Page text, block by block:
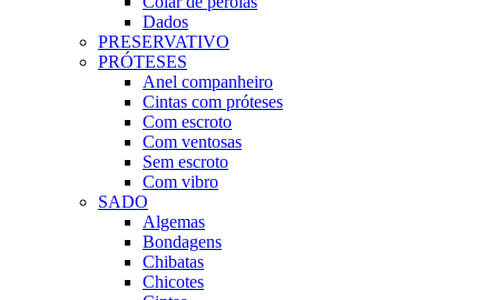
Dados
PRESERVATIVO
PRÓTESES
Anel companheiro
Cintas com próteses
Com escroto
Com ventosas
Sem escroto
Com vibro
SADO
Algemas
Bondagens
Chibatas
Chicotes